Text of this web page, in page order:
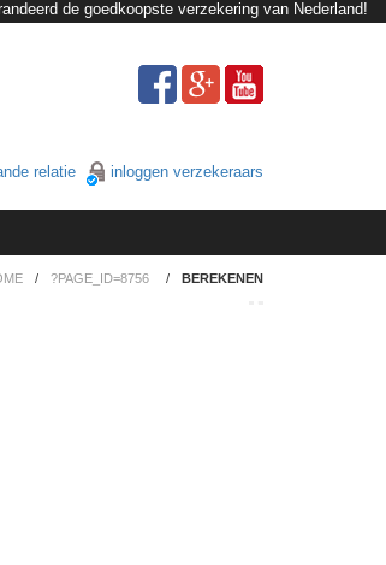
de goedkoopste verzekering van Nederland!
relatie inloggen verzekeraars
/ ?PAGE_ID=8756 / BEREKENEN